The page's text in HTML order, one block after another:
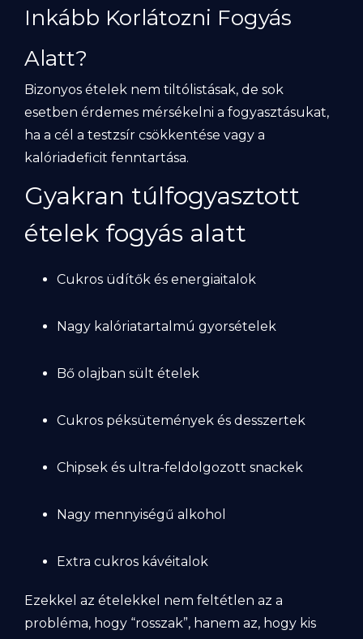
Inkább Korlátozni Fogyás
Alatt?
Bizonyos ételek nem tiltólistásak, de sok
esetben érdemes mérsékelni a fogyasztásukat,
ha a cél a testzsír csökkentése vagy a
kalóriadeficit fenntartása.
Gyakran túlfogyasztott
ételek fogyás alatt
Cukros üdítők és energiaitalok
Nagy kalóriatartalmú gyorsételek
Bő olajban sült ételek
Cukros péksütemények és desszertek
Chipsek és ultra-feldolgozott snackek
Nagy mennyiségű alkohol
Extra cukros kávéitalok
Ezekkel az ételekkel nem feltétlen az a
probléma, hogy “rosszak”, hanem az, hogy kis